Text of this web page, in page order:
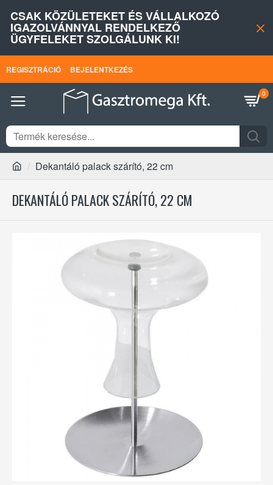
CSAK KÖZÜLETEKET ÉS VÁLLALKOZÓ
IGAZOLVÁNNYAL RENDELKEZŐ
ÜGYFELEKET SZOLGÁLUNK KI!
REGISZTRÁCIÓ BEJELENTKEZÉS
0
Dekantáló palack szárító, 22 cm
DEKANTÁLÓ PALACK SZÁRÍTÓ, 22 CM